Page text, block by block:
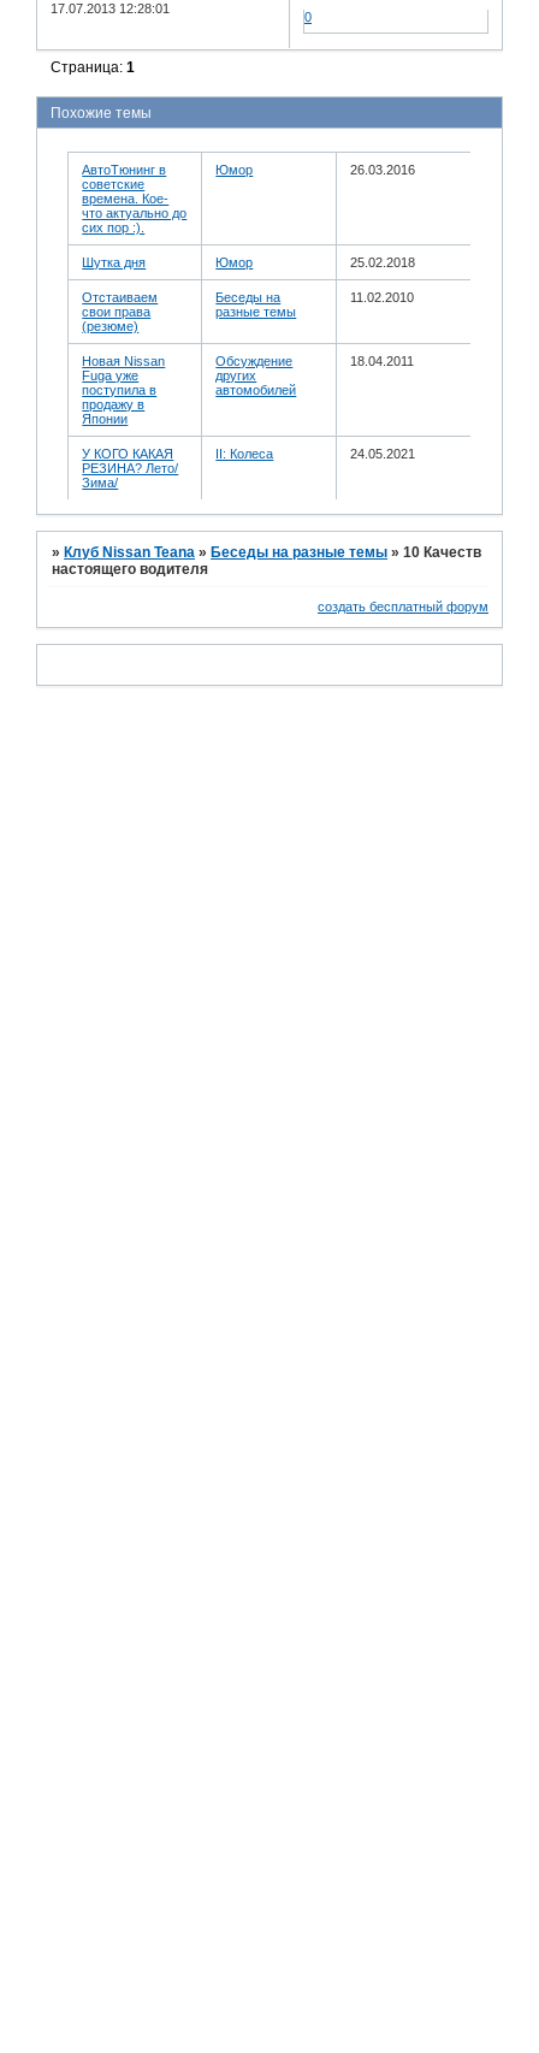
17.07.2013 12:28:01
0
Страница:1
Похожие темы
АвтоТюнинг в
советские
времена. Кое-
что актуально до
сих пор :).
Юмор 26.03.2016
Шутка дня Юмор 25.02.2018
Отстаиваем
свои права
(резюме)
Беседы на
разные темы
11.02.2010
Новая Nissan
Fuga уже
поступила в
продажу в
Японии
Обсуждение
других
автомобилей
18.04.2011
У КОГО КАКАЯ
РЕЗИНА? Лето/
Зима/
II: Колеса 24.05.2021
»Клуб Nissan Teana »Беседы на разные темы »10 Качеств
настоящего водителя
создать бесплатный форум